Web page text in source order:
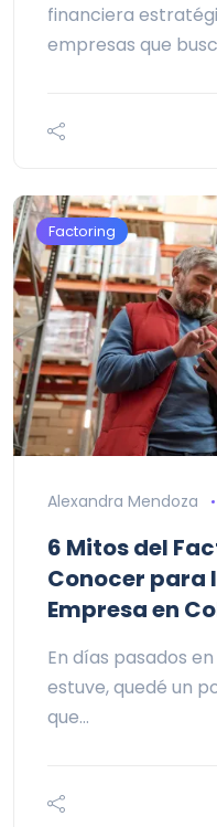
financiera
empresas que
Factoring
Alexandra Mendoza
6 Mitos del
Conocer para
Empresa en
En días pasados
estuve, quedé un
que…